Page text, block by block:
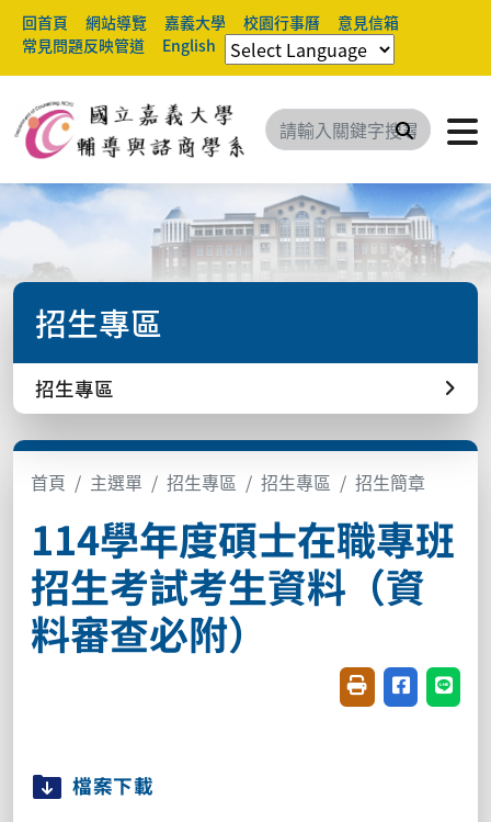
回首頁 網站導覽 嘉義大學 校園行事曆
意見信箱
常見問題反映管道
English
搜尋
招生專區
招生專區
首頁 主選單 招生專區 招生專區 招生簡章
114學年度碩士在職專班
招生考試考生資料（資
料審查必附）
友善列印(開新視
分享至臉書
分享
檔案下載